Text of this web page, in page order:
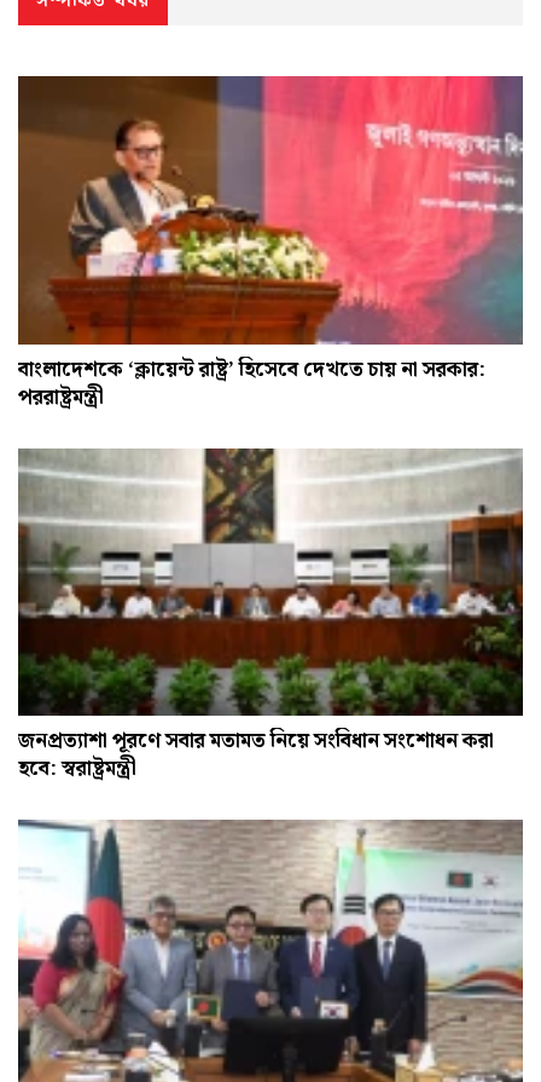
বাংলাদেশকে ‘ক্লায়েন্ট রাষ্ট্র’ হিসেবে দেখতে চায় না সরকার:
পররাষ্ট্রমন্ত্রী
জনপ্রত্যাশা পূরণে সবার মতামত নিয়ে সংবিধান সংশোধন করা
হবে: স্বরাষ্ট্রমন্ত্রী